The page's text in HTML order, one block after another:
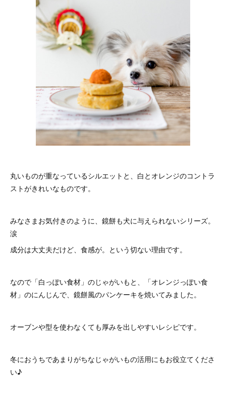
丸いものが重なっているシルエットと、白とオレンジのコントラ
ストがきれいなものです。
みなさまお気付きのように、鏡餅も犬に与えられないシリーズ。
涙
成分は大丈夫だけど、食感が。という切ない理由です。
なので「白っぽい食材」のじゃがいもと、「オレンジっぽい食
材」のにんじんで、鏡餅風のパンケーキを焼いてみました。
オーブンや型を使わなくても厚みを出しやすいレシピです。
冬におうちであまりがちなじゃがいもの活用にもお役立てくださ
い♪